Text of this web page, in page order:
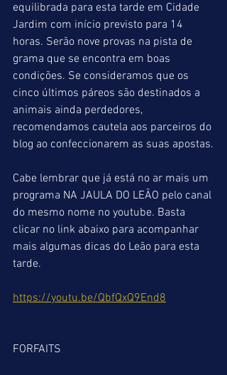
equilibrada para esta tarde em Cidade
Jardim com início previsto para 14
horas. Serão nove provas na pista de
grama que se encontra em boas
condições. Se consideramos que os
cinco últimos páreos são destinados a
animais ainda perdedores,
recomendamos cautela aos parceiros do
blog ao confeccionarem as suas apostas.
Cabe lembrar que já está no ar mais um
programa NA JAULA DO LEÃO pelo canal
do mesmo nome no youtube. Basta
clicar no link abaixo para acompanhar
mais algumas dicas do Leão para esta
tarde.
https://youtu.be/QbfQxQ9End8
FORFAITS